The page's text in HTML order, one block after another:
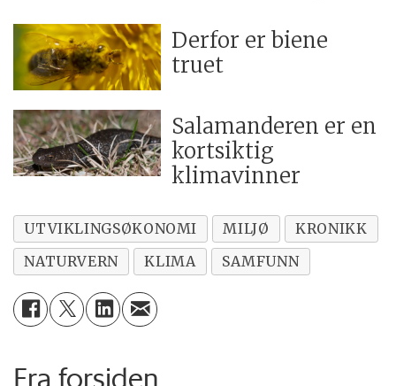
Derfor er biene
truet
Salamanderen er en
kortsiktig
klimavinner
UTVIKLINGSØKONOMI MILJØ
KRONIKK
NATURVERN
KLIMA SAMFUNN
Fra forsiden